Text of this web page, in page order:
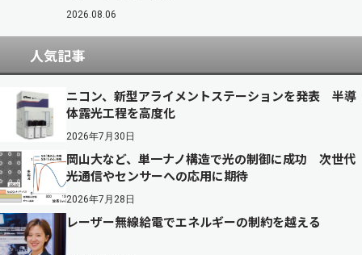
2026.08.06
人気記事
ニコン、新型アライメントステーションを発表 半導
体露光工程を高度化
2026年7月30日
岡山大など、単一ナノ構造で光の制御に成功 次世代
光通信やセンサーへの応用に期待
2026年7月28日
レーザー無線給電でエネルギーの制約を越える